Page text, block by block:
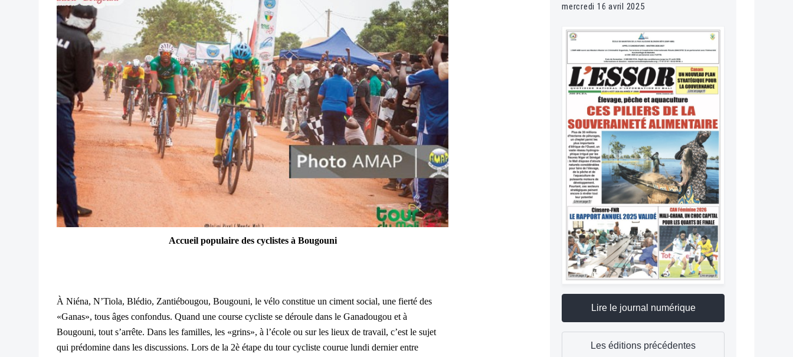
Accueil populaire des cyclistes à Bougouni
À Niéna, N’Tiola, Blédio, Zantiébougou, Bougouni, le vélo constitue un ciment social, une fierté des
«Ganas», tous âges confondus. Quand une course cycliste se déroule dans le Ganadougou et à
Bougouni, tout s’arrête. Dans les familles, les «grins», à l’école ou sur les lieux de travail, c’est le sujet
qui prédomine dans les discussions. Lors de la 2è étape du tour cycliste courue lundi dernier entre
mercredi 16 avril 2025
Lire le journal numérique
Les éditions précédentes